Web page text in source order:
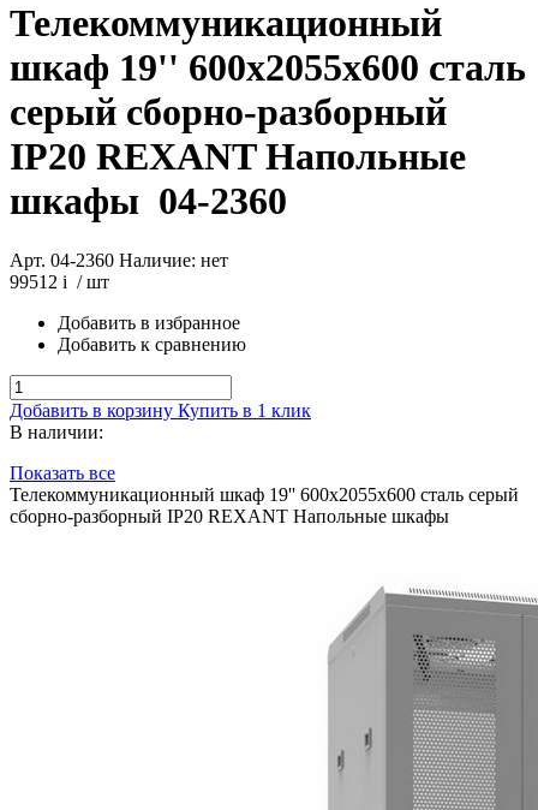
Телекоммуникационный
шкаф 19'' 600x2055x600 сталь
серый сборно-разборный
IP20 REXANT Напольные
шкафы 04-2360
Арт. 04-2360 Наличие: нет
99512 i / шт
Добавить в избранное
Добавить к сравнению
Добавить в корзину Купить в 1 клик
В наличии:
Показать все
Телекоммуникационный шкаф 19'' 600x2055x600 сталь серый
сборно-разборный IP20 REXANT Напольные шкафы